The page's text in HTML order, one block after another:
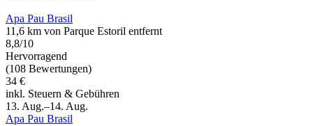
Apa Pau Brasil
11,6 km von Parque Estoril entfernt
8,8/10
Hervorragend
(108 Bewertungen)
34 €
inkl. Steuern & Gebühren
13. Aug.–14. Aug.
Apa Pau Brasil